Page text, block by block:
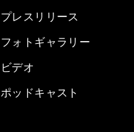
プレスリリース
フォトギャラリー
ビデオ
ポッドキャスト